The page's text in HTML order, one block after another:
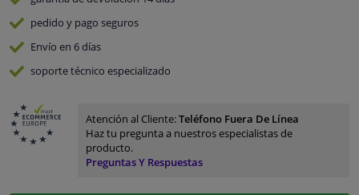
pedido y pago seguros
Envío en 6 días
soporte técnico especializado
Atención al Cliente:Teléfono Fuera De Línea
Haz tu pregunta a nuestros especialistas de
producto.
Preguntas Y Respuestas